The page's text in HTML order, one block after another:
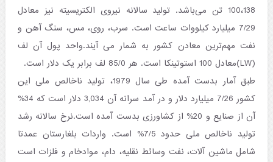
100،138 تن می‌باشد. تولید سالانه نیروی الکتریسیته نیز معادل
7/29 میلیارد کیلووات ساعت است. سرب، روی، مس، سنگ آهن و
نفت مهم‌ترین معادن کشور به شمار می آیند.واحد پول آن لف
(LW)معادل 100 استوتینکا است. هر 85/0 لف برابر یک دلار است.
طبق آمار بدست آمده طی سال 1979، تولید ناخالص ملی این
کشور 7/26 میلیارد دلار و در آمد سرانه آن 3,034 دلار است که 34%
آن از صنایع و 20% از کشاورزی بدست آمده است.نرخ سالانه رشد
تولید ناخالص ملی حدود 7/5% است. واردات بلغارستان عمدتا
شامل ماشین آلات، نفت وسائط نقلیه، دام، موادخام و فلزات است